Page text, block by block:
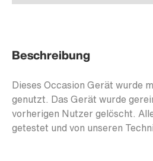
Beschreibung
Dieses Occasion Gerät wurde
genutzt. Das Gerät wurde
vorherigen Nutzer gelöscht.
getestet und von unseren